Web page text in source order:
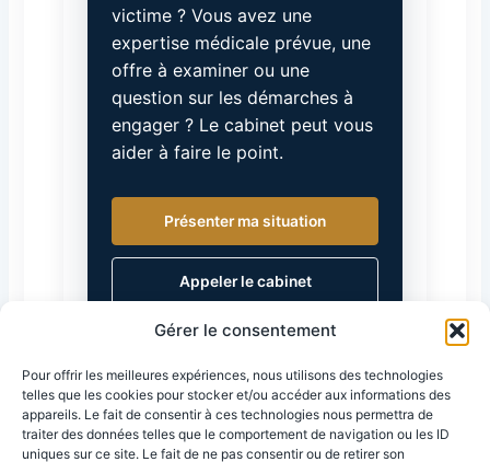
Gérer le consentement
Pour offrir les meilleures expériences, nous utilisons des technologies
telles que les cookies pour stocker et/ou accéder aux informations des
appareils. Le fait de consentir à ces technologies nous permettra de
traiter des données telles que le comportement de navigation ou les ID
uniques sur ce site. Le fait de ne pas consentir ou de retirer son
victime ? Vous avez une
expertise médicale prévue, une
offre à examiner ou une
question sur les démarches à
engager ? Le cabinet peut vous
aider à faire le point.
Présenter ma situation
Appeler le cabinet